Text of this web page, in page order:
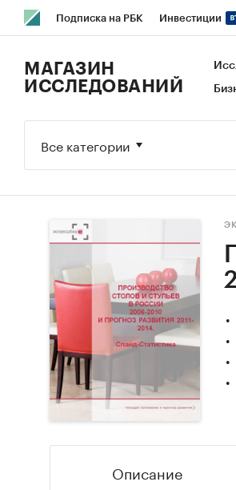
Подписка на РБК Инвестиции
Исследования Кредитные
МАГАЗИН
ИССЛЕДОВАНИЙ
Все категории
Описание